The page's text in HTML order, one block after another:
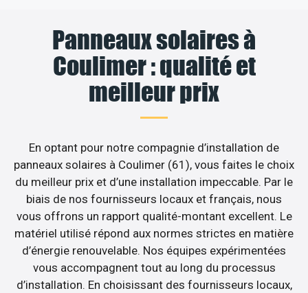
Panneaux solaires à
Coulimer : qualité et
meilleur prix
En optant pour notre compagnie d’installation de
panneaux solaires à Coulimer (61), vous faites le choix
du meilleur prix et d’une installation impeccable. Par le
biais de nos fournisseurs locaux et français, nous
vous offrons un rapport qualité-montant excellent. Le
matériel utilisé répond aux normes strictes en matière
d’énergie renouvelable. Nos équipes expérimentées
vous accompagnent tout au long du processus
d’installation. En choisissant des fournisseurs locaux,